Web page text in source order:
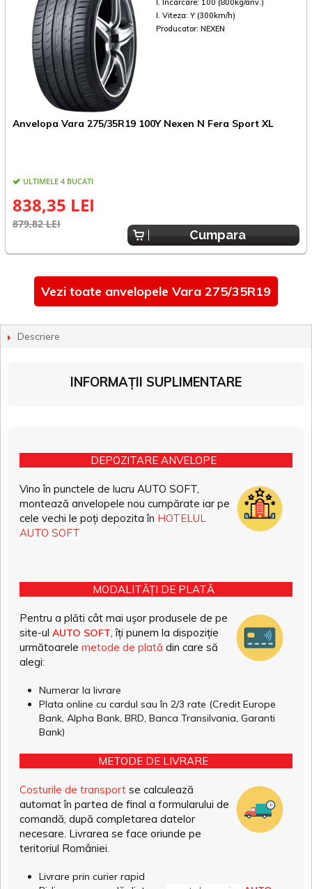
I. Incarcare: 100 (800kg/anv.)
I. Viteza: Y (300km/h)
Producator: NEXEN
Anvelopa Vara 275/35R19 100Y Nexen N Fera Sport XL
ULTIMELE 4 BUCATI
838,35 LEI
879,82 LEI
Cumpara
Vezi toate anvelopele Vara 275/35R19
Descriere
INFORMAȚII SUPLIMENTARE
DEPOZITARE ANVELOPE
Vino în punctele de lucru AUTO SOFT,
montează anvelopele nou cumpărate iar pe
cele vechi le poți depozita în HOTELUL
AUTO SOFT
MODALITĂȚI DE PLATĂ
Pentru a plăti cât mai ușor produsele de pe
site-ul AUTO SOFT, îți punem la dispoziție
următoarele metode de plată din care să
alegi:
Numerar la livrare
Plata online cu cardul sau în 2/3 rate (Credit Europe
Bank, Alpha Bank, BRD, Banca Transilvania, Garanti
Bank)
METODE DE LIVRARE
Costurile de transport se calculează
automat în partea de final a formularului de
comandă, după completarea datelor
necesare. Livrarea se face oriunde pe
teritoriul României.
Livrare prin curier rapid